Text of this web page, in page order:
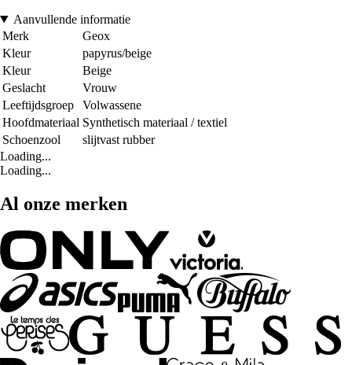
Aanvullende informatie
Merk
Geox
Kleur
papyrus/beige
Kleur
Beige
Geslacht
Vrouw
Leeftijdsgroep
Volwassene
Hoofdmateriaal Synthetisch materiaal / textiel
Schoenzool
slijtvast rubber
Loading...
Loading...
Al onze merken